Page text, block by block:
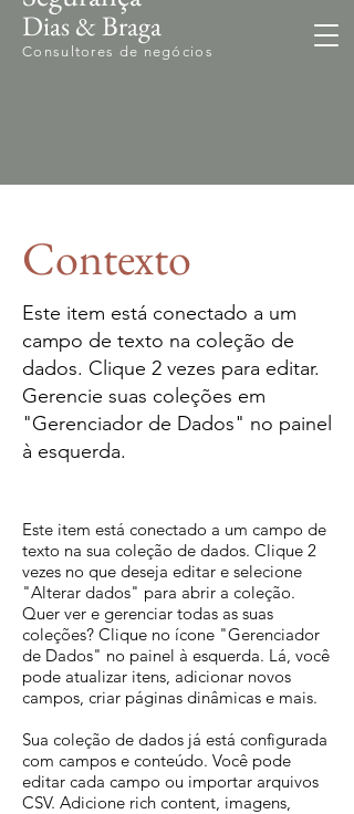
Dias & Braga
Consultores de negócios
Contexto
Este item está conectado a um
campo de texto na coleção de
dados. Clique 2 vezes para editar.
Gerencie suas coleções em
"Gerenciador de Dados" no painel
à esquerda.
Este item está conectado a um campo de
texto na sua coleção de dados. Clique 2
vezes no que deseja editar e selecione
"Alterar dados" para abrir a coleção.
Quer ver e gerenciar todas as suas
coleções? Clique no ícone "Gerenciador
de Dados" no painel à esquerda. Lá, você
pode atualizar itens, adicionar novos
campos, criar páginas dinâmicas e mais.
Sua coleção de dados já está configurada
com campos e conteúdo. Você pode
editar cada campo ou importar arquivos
CSV. Adicione rich content, imagens,